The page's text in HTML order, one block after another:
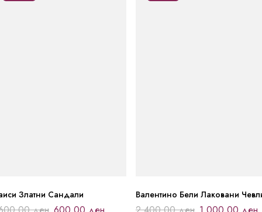
Златни Сандали Валентино Бели Лаковани